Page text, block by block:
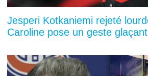
Jesperi Kotkaniemi rejeté
Caroline pose un geste glaçant